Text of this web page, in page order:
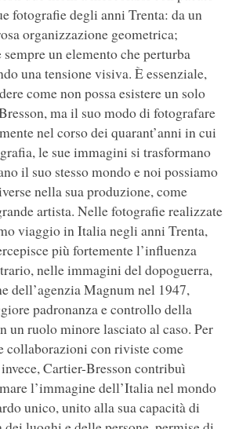
fotografie degli anni Trenta: da un
organizzazione geometrica;
un elemento che perturba
una tensione visiva. È essenziale,
come non possa esistere un solo
ma il suo modo di fotografare
nel corso dei quarant’anni in cui
le sue immagini si trasformano
il suo stesso mondo e noi possiamo
nella sua produzione, come
artista. Nelle fotografie realizzate
viaggio in Italia negli anni Trenta,
più fortemente l’influenza
nelle immagini del dopoguerra,
dell’agenzia Magnum nel 1947,
padronanza e controllo della
un ruolo minore lasciato al caso. Per
collaborazioni con riviste come
Cartier-Bresson contribuì
l’immagine dell’Italia nel mondo
unico, unito alla sua capacità di